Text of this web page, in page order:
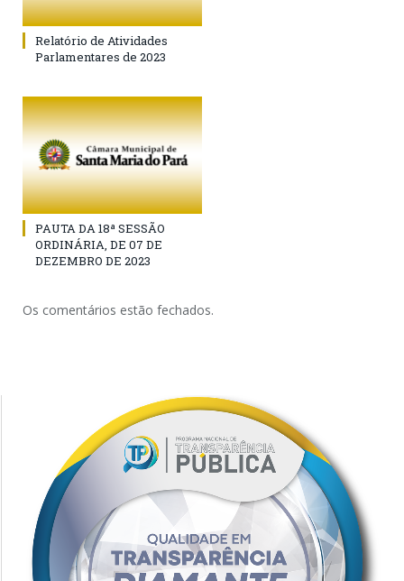
Relatório de Atividades
Parlamentares de 2023
PAUTA DA 18ª SESSÃO
ORDINÁRIA, DE 07 DE
DEZEMBRO DE 2023
Os comentários estão fechados.